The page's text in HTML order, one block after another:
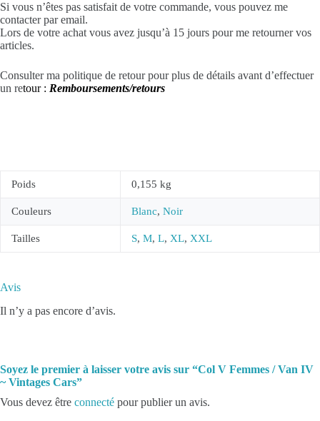
Si vous n’êtes pas satisfait de votre commande, vous pouvez me
contacter par email.
Lors de votre achat vous avez jusqu’à 15 jours pour me retourner vos
articles.
Consulter ma politique de retour pour plus de détails avant d’effectuer
un retour : Remboursements/retours
Poids 0,155 kg
Couleurs Blanc, Noir
Tailles S, M, L, XL, XXL
Avis
Il n’y a pas encore d’avis.
Soyez le premier à laisser votre avis sur “Col V Femmes / Van IV
~ Vintages Cars”
Vous devez être connecté pour publier un avis.